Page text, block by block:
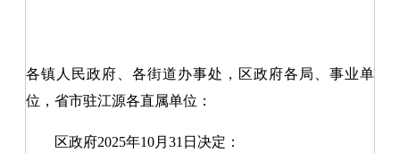
各镇人民政府 、各街道办事处，区政府各局、事业单
位，省市驻江源各直属单位：
区政府2025年10月31 日决定 ：